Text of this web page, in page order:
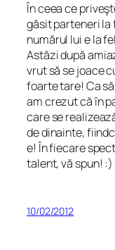
În ceea ce
găsit parteneri la
numărul lui e la
Astăzi după
vrut să se joace
foarte tare! Ca
am crezut că în
care se
de dinainte,
e! În fiecare
talent, vă spun! :)
10/02/2012